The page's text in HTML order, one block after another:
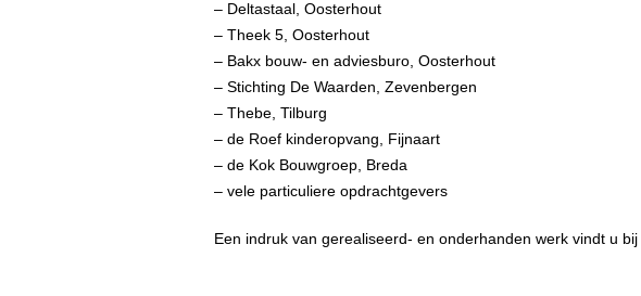
– Deltastaal, Oosterhout
– Theek 5, Oosterhout
– Bakx bouw- en adviesburo, Oosterhout
– Stichting De Waarden, Zevenbergen
– Thebe, Tilburg
– de Roef kinderopvang, Fijnaart
– de Kok Bouwgroep, Breda
– vele particuliere opdrachtgevers
Een indruk van gerealiseerd- en onderhanden werk vindt u bij